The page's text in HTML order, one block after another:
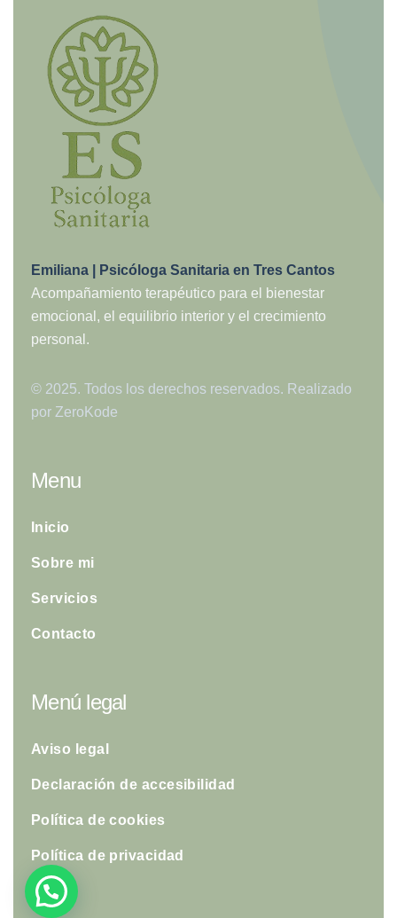
Emiliana | Psicóloga Sanitaria en Tres Cantos
Acompañamiento terapéutico para el bienestar
emocional, el equilibrio interior y el crecimiento
personal.
© 2025. Todos los derechos reservados. Realizado
por ZeroKode
Menu
Inicio
Sobre mi
Servicios
Contacto
Menú legal
Aviso legal
Declaración de accesibilidad
Política de cookies
Política de privacidad